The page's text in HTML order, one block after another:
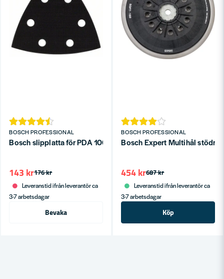
BOSCH PROFESSIONAL
Bosch slipplatta för PDA 100/120 E
176 kr
143 kr
Leveranstid ifrån leverantör ca
3-7 arbetsdagar
Bevaka
BOSCH PROFESSIONAL
Bosch Expert Multihål
687 kr
454 kr
Leveranstid ifrån leverantör ca
3-7 arbetsdagar
Köp